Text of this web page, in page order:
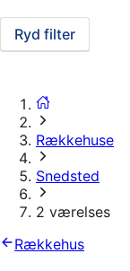
Ryd filter
Rækkehuse
Snedsted
2 værelses
Rækkehus